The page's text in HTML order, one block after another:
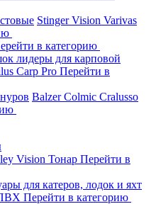
StingerVision Varivas
в категорию
лидеры для карповой
Carp Pro Перейти в
BalzerColmic Cralusso
Vision Тонар Перейти в
для катеров, лодок и яхт
Перейти в категорию